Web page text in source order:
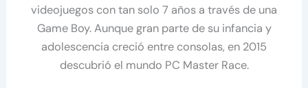
videojuegos con tan solo 7 años a través de una
Game Boy. Aunque gran parte de su infancia y
adolescencia creció entre consolas, en 2015
descubrió el mundo PC Master Race.